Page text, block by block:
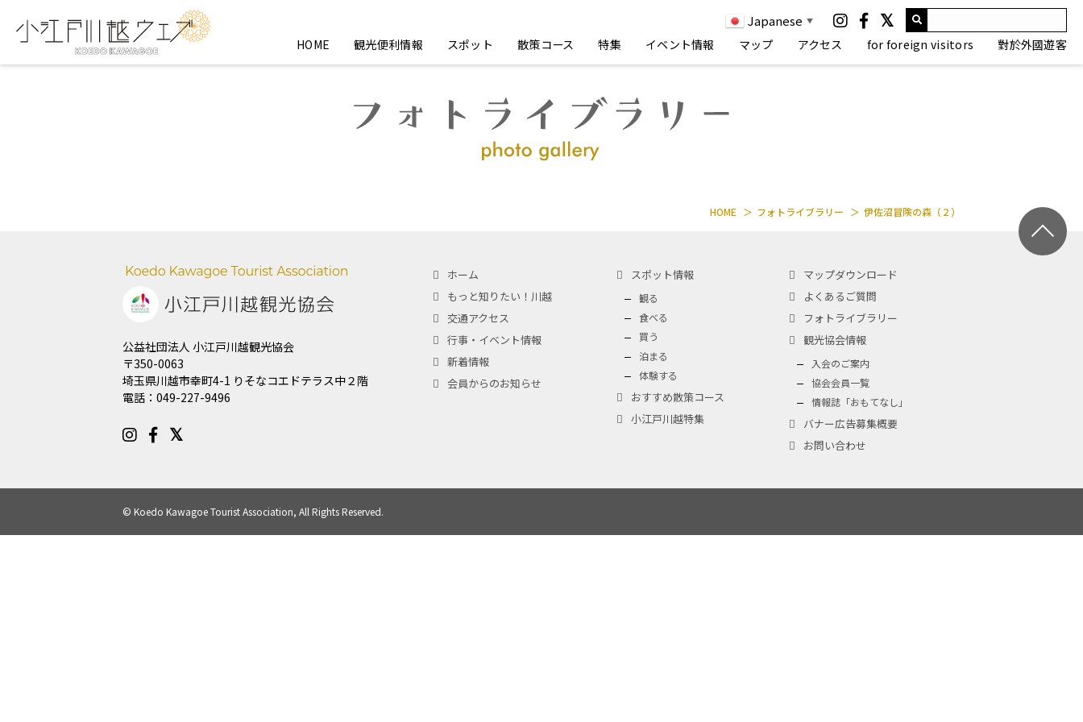
HOME 観光便利情報 スポット 散策コース 特集 イベント情報 マップ アクセス for foreign visitors 對於外國遊客
Japanese ▼
HOME フォトライブラリー 伊佐沼冒険の森（２）
公益社団法人 小江戸川越観光協会
〒350-0063
埼玉県川越市幸町4-1 りそなコエドテラス中２階
電話： 049-227-9496
ホーム
もっと知りたい！川越
交通アクセス
行事・イベント情報
新着情報
会員からのお知らせ
スポット情報
観る
食べる
買う
泊まる
体験する
おすすめ散策コース
小江戸川越特集
マップダウンロード
よくあるご質問
フォトライブラリー
観光協会情報
入会のご案内
協会会員一覧
情報誌「おもてなし」
バナー広告募集概要
お問い合わせ
© Koedo Kawagoe Tourist Association, All Rights Reserved.